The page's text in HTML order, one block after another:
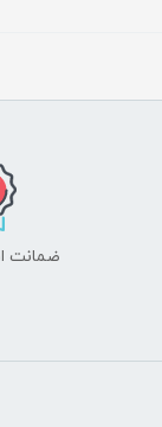
ضمانت